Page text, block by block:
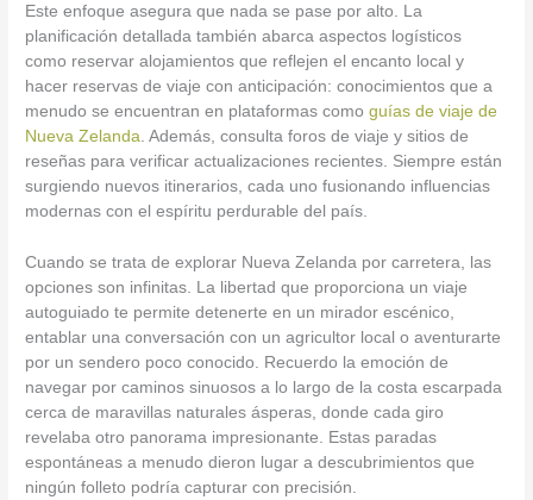
Este enfoque asegura que nada se pase por alto. La
planificación detallada también abarca aspectos logísticos
como reservar alojamientos que reflejen el encanto local y
hacer reservas de viaje con anticipación: conocimientos que a
menudo se encuentran en plataformas comoguías de viaje de
Nueva Zelanda . Además, consulta foros de viaje y sitios de
reseñas para verificar actualizaciones recientes. Siempre están
surgiendo nuevos itinerarios, cada uno fusionando influencias
modernas con el espíritu perdurable del país.
Cuando se trata de explorar Nueva Zelanda por carretera, las
opciones son infinitas. La libertad que proporciona un viaje
autoguiado te permite detenerte en un mirador escénico,
entablar una conversación con un agricultor local o aventurarte
por un sendero poco conocido. Recuerdo la emoción de
navegar por caminos sinuosos a lo largo de la costa escarpada
cerca de maravillas naturales ásperas, donde cada giro
revelaba otro panorama impresionante. Estas paradas
espontáneas a menudo dieron lugar a descubrimientos que
ningún folleto podría capturar con precisión.